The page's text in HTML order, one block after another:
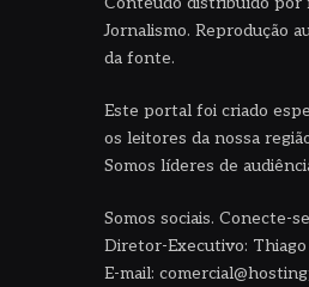
Jornalismo. Reprodução
da fonte.
Este portal foi criado
os leitores da nossa
Somos líderes de
Somos sociais. Conecte-
Diretor-Executivo:
E-mail: